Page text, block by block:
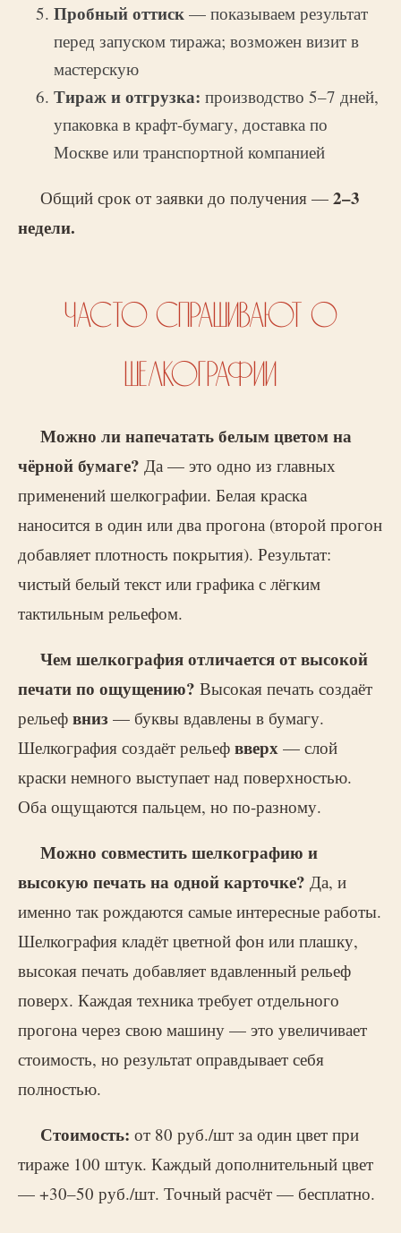
Пробный оттиск — показываем результат
перед запуском тиража; возможен визит в
мастерскую
Тираж и отгрузка: производство 5–7 дней,
упаковка в крафт-бумагу, доставка по
Москве или транспортной компанией
Общий срок от заявки до получения — 2–3
недели.
ЧАСТО СПРАШИВАЮТ О
ШЕЛКОГРАФИИ
Можно ли напечатать белым цветом на
чёрной бумаге? Да — это одно из главных
применений шелкографии. Белая краска
наносится в один или два прогона (второй прогон
добавляет плотность покрытия). Результат:
чистый белый текст или графика с лёгким
тактильным рельефом.
Чем шелкография отличается от высокой
печати по ощущению? Высокая печать создаёт
рельеф вниз — буквы вдавлены в бумагу.
Шелкография создаёт рельеф вверх — слой
краски немного выступает над поверхностью.
Оба ощущаются пальцем, но по-разному.
Можно совместить шелкографию и
высокую печать на одной карточке? Да, и
именно так рождаются самые интересные работы.
Шелкография кладёт цветной фон или плашку,
высокая печать добавляет вдавленный рельеф
поверх. Каждая техника требует отдельного
прогона через свою машину — это увеличивает
стоимость, но результат оправдывает себя
полностью.
Стоимость: от 80 руб./шт за один цвет при
тираже 100 штук. Каждый дополнительный цвет
— +30–50 руб./шт. Точный расчёт — бесплатно.